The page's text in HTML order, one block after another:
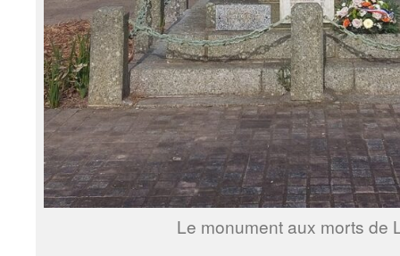
Le monument aux morts de